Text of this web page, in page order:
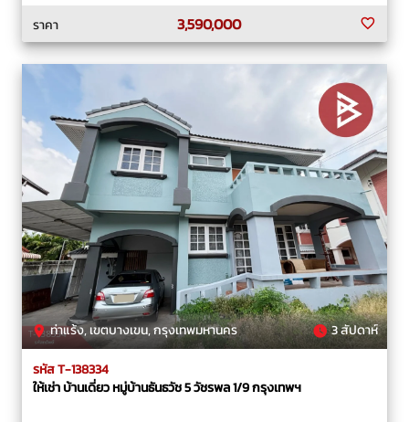
ราคา
3,590,000
ท่าแร้ง, เขตบางเขน, กรุงเทพมหานคร 3 สัปดาห์
รหัส T-138334
ให้เช่า บ้านเดี่ยว หมู่บ้านธันธวัช 5 วัชรพล 1/9 กรุงเทพฯ